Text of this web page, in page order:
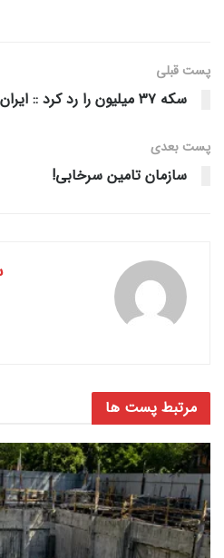
پست قبلی
سکه ۳۷ میلیون را رد کرد :: ایران تحلیل
پست‌ بعدی
سازمان تامین سرخابی!
مرتبط پست ها